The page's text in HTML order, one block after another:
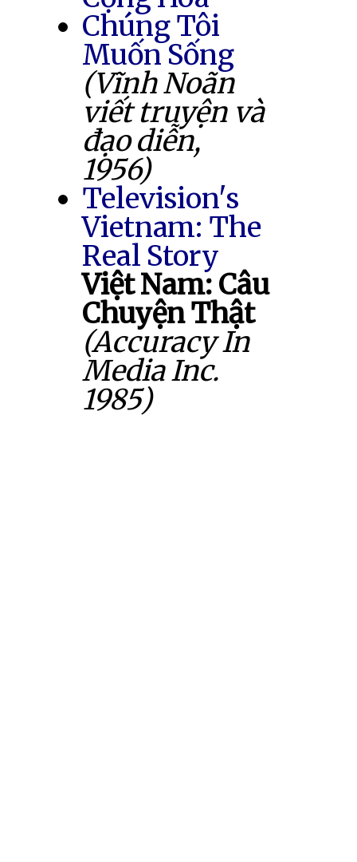
Chúng Tôi
Muốn Sống
(Vĩnh Noãn
viết truyện và
đạo diễn,
1956)
Television's
Vietnam: The
Real Story
Việt Nam: Câu
Chuyện Thật
(Accuracy In
Media Inc.
1985)